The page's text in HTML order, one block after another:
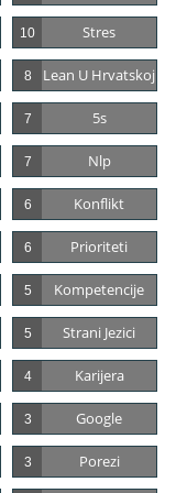
Stres
10
Lean U Hrvatskoj
8
5s
7
Nlp
7
Konflikt
6
Prioriteti
6
Kompetencije
5
Strani Jezici
5
Karijera
4
Google
3
Porezi
3